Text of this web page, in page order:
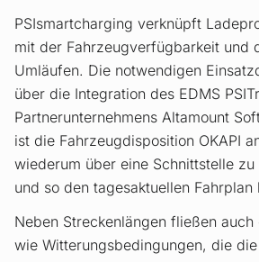
PSIsmartcharging verknüpft
mit der Fahrzeugverfügbarkeit und
Umläufen. Die notwendigen
über die Integration des EDMS
Partnerunternehmens Altamount
ist die Fahrzeugdisposition OKAPI
wiederum über eine Schnittstelle
und so den tagesaktuellen
Neben Streckenlängen fließen auch
wie Witterungsbedingungen, die